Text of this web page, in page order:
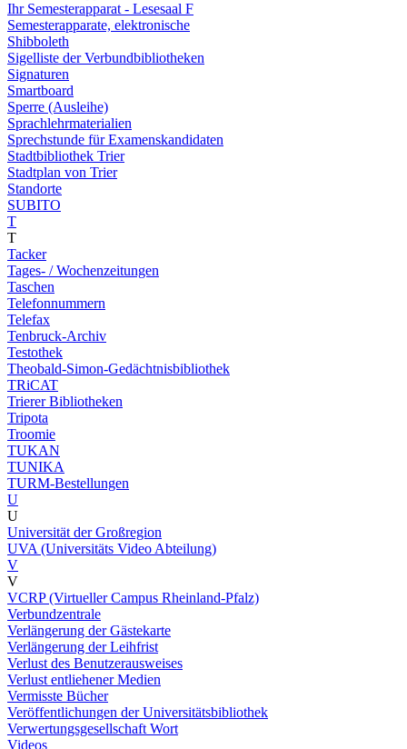
Ihr Semesterapparat - Lesesaal F
Semesterapparate, elektronische
Shibboleth
Sigelliste der Verbundbibliotheken
Signaturen
Smartboard
Sperre (Ausleihe)
Sprachlehrmaterialien
Sprechstunde für Examenskandidaten
Stadtbibliothek Trier
Stadtplan von Trier
Standorte
SUBITO
T
T
Tacker
Tages- / Wochenzeitungen
Taschen
Telefonnummern
Telefax
Tenbruck-Archiv
Testothek
Theobald-Simon-Gedächtnisbibliothek
TRiCAT
Trierer Bibliotheken
Tripota
Troomie
TUKAN
TUNIKA
TURM-Bestellungen
U
U
Universität der Großregion
UVA (Universitäts Video Abteilung)
V
V
VCRP (Virtueller Campus Rheinland-Pfalz)
Verbundzentrale
Verlängerung der Gästekarte
Verlängerung der Leihfrist
Verlust des Benutzerausweises
Verlust entliehener Medien
Vermisste Bücher
Veröffentlichungen der Universitätsbibliothek
Verwertungsgesellschaft Wort
Videos